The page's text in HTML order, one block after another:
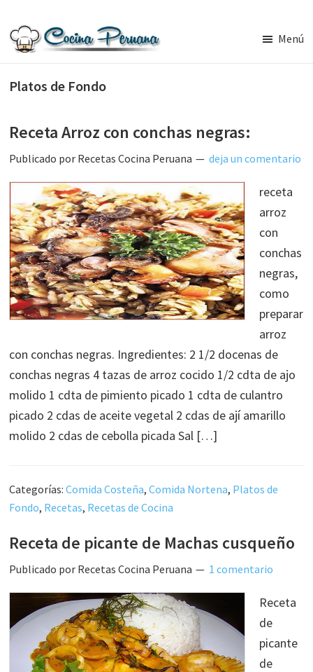
contenido
lateral
Cocina
de
Comida
Peruana
Menú
Platos de Fondo
Receta Arroz con conchas negras:
Publicado por Recetas Cocina Peruana deja un comentario
receta
arroz
con
conchas
negras,
como
preparar
arroz
con conchas negras. Ingredientes: 2 1/2 docenas de
conchas negras 4 tazas de arroz cocido 1/2 cdta de ajo
molido 1 cdta de pimiento picado 1 cdta de culantro
picado 2 cdas de aceite vegetal 2 cdas de ají amarillo
molido 2 cdas de cebolla picada Sal […]
Categorías:Comida Costeña,Comida Nortena, Platos de
Fondo, Recetas, Recetas de Cocina
Receta de picante de Machas cusqueño
Publicado por Recetas Cocina Peruana 1 comentario
Receta
de
picante
de